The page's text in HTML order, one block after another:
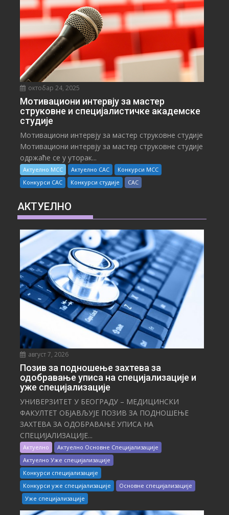
октобар 24, 2025
Мотивациони интервју за мастер
струковне и специјалистичке академске
студије
Мотивациони интервју за мастер струковне студије
Мотивациони интервју за мастер струковне студије
одржаће се у уторак...
Актуелно МСС Актуелно САС
Конкурси МСС
Конкурси САС
Конкурси студије САС
АКТУЕЛНО
август 7, 2026
Позив за подношење захтева за
одобравање уписа на специјализације и
уже специјализације
УНИВЕРЗИТЕТ У БЕОГРАДУ – МЕДИЦИНСКИ
ФАКУЛТЕТ ОБЈАВЉУЈЕ ПОЗИВ ЗА ПОДНОШЕЊЕ
ЗАХТЕВА ЗА ОДОБРАВАЊЕ УПИСА НА
СПЕЦИЈАЛИЗАЦИЈЕ...
Актуелно
Актуелно Основне Специјализације
Актуелно Уже специјализације
Конкурси специјализације
Конкурси уже специјализације
Основне специјализације
Уже специјализације